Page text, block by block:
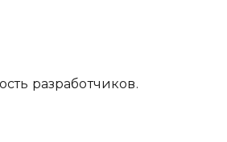
разработчиков.